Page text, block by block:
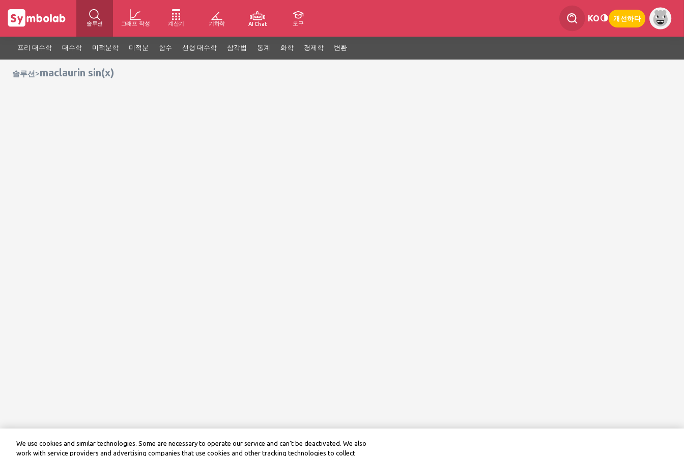
솔루션 그래프 작성 계산기 기하학 AI Chat 도구
KO 개선하다
프리 대수학 대수학 미적분학 미적분 함수 선형 대수학 삼각법 통계 화학 경제학 변환
솔루션 >maclaurin sin(x)
We use cookies and similar technologies. Some are necessary to operate our service and can’t be deactivated. We also
work with service providers and advertising companies that use cookies and other tracking technologies to collect